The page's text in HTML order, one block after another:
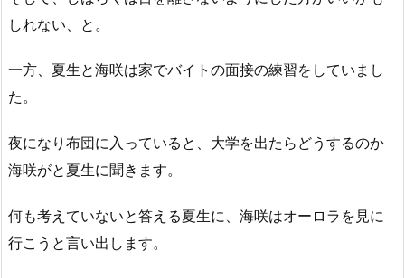
しれない、と。
一方、夏生と海咲は家でバイトの面接の練習をしていまし
た。
夜になり布団に入っていると、大学を出たらどうするのか
海咲がと夏生に聞きます。
何も考えていないと答える夏生に、海咲はオーロラを見に
行こうと言い出します。